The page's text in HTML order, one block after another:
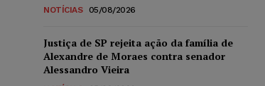
NOTÍCIAS 05/08/2026
Justiça de SP rejeita ação da família de
Alexandre de Moraes contra senador
Alessandro Vieira